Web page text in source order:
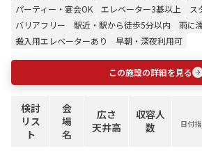
パーティー・宴会OK
エレベーター3基以上
ス
バリアフリー
駅近・駅から徒歩5分以内
雨に
搬入用エレベーターあり
早朝・深夜利用可
この施設の詳細を見る
検討
リス
ト
会
場
名
広さ
天井高
収容人
数
日付